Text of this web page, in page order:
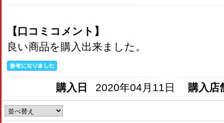
【口コミコメント】
良い商品を購入出来ました。
購入日 2020年04月11日 購入店